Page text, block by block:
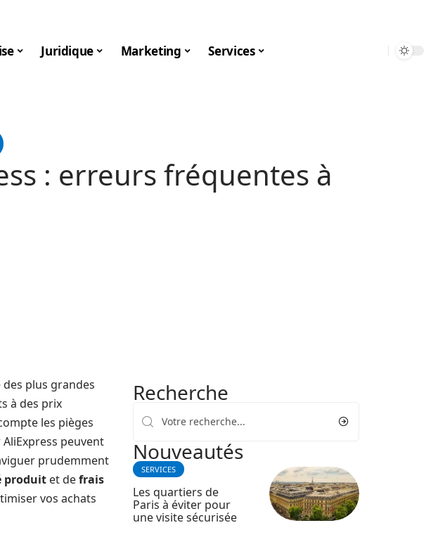
Juridique Marketing Services
: erreurs fréquentes à
des plus grandes
à des prix
les pièges
peuvent
prudemment
produit et defrais
vos achats
Recherche
Nouveautés
SERVICES
Les quartiers de
Paris à éviter pour
une visite sécurisée